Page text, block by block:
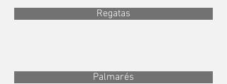
Regatas
Palmarés